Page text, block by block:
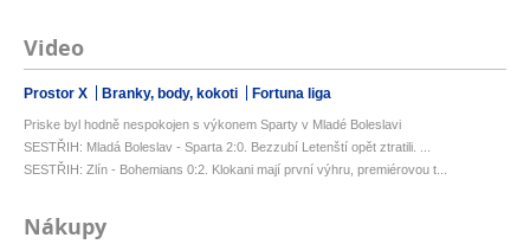
Video
Prostor X Branky, body, kokoti Fortuna liga
Priske byl hodně nespokojen s výkonem Sparty v Mladé Boleslavi
SESTŘIH: Mladá Boleslav - Sparta 2:0. Bezzubí Letenští opět ztratili. ...
SESTŘIH: Zlín - Bohemians 0:2. Klokani mají první výhru, premiérovou t...
Nákupy